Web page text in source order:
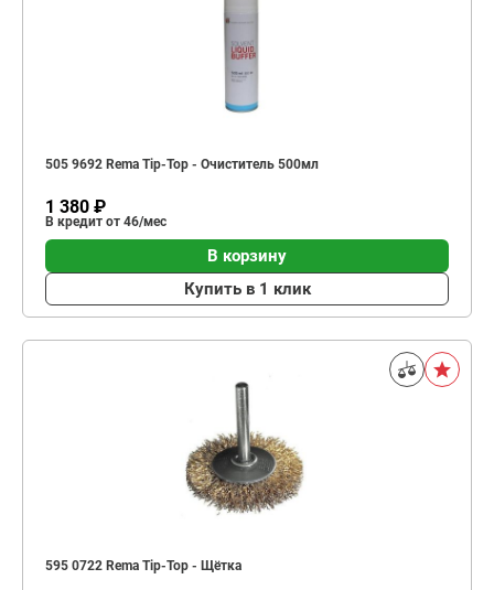
505 9692 Rema Tip-Top - Очиститель 500мл
1 380 ₽
В кредит от 46/мес
В корзину
Купить в 1 клик
595 0722 Rema Tip-Top - Щётка